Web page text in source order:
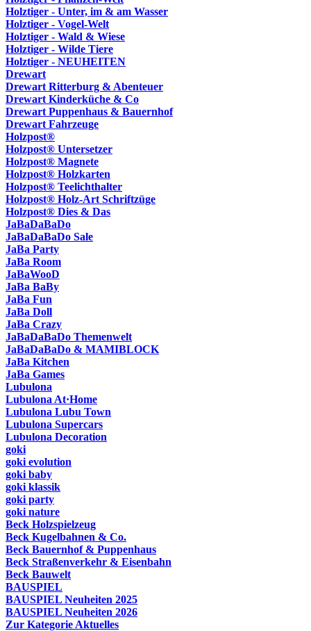
Holztiger - Unter, im & am Wasser
Holztiger - Vogel-Welt
Holztiger - Wald & Wiese
Holztiger - Wilde Tiere
Holztiger - NEUHEITEN
Drewart
Drewart Ritterburg & Abenteuer
Drewart Kinderküche & Co
Drewart Puppenhaus & Bauernhof
Drewart Fahrzeuge
Holzpost®
Holzpost® Untersetzer
Holzpost® Magnete
Holzpost® Holzkarten
Holzpost® Teelichthalter
Holzpost® Holz-Art Schriftzüge
Holzpost® Dies & Das
JaBaDaBaDo
JaBaDaBaDo Sale
JaBa Party
JaBa Room
JaBaWooD
JaBa BaBy
JaBa Fun
JaBa Doll
JaBa Crazy
JaBaDaBaDo Themenwelt
JaBaDaBaDo & MAMIBLOCK
JaBa Kitchen
JaBa Games
Lubulona
Lubulona At·Home
Lubulona Lubu Town
Lubulona Supercars
Lubulona Decoration
goki
goki evolution
goki baby
goki klassik
goki party
goki nature
Beck Holzspielzeug
Beck Kugelbahnen & Co.
Beck Bauernhof & Puppenhaus
Beck Straßenverkehr & Eisenbahn
Beck Bauwelt
BAUSPIEL
BAUSPIEL Neuheiten 2025
BAUSPIEL Neuheiten 2026
Zur Kategorie Aktuelles